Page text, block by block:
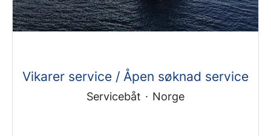
Vikarer service / Åpen søknad service
Servicebåt · Norge